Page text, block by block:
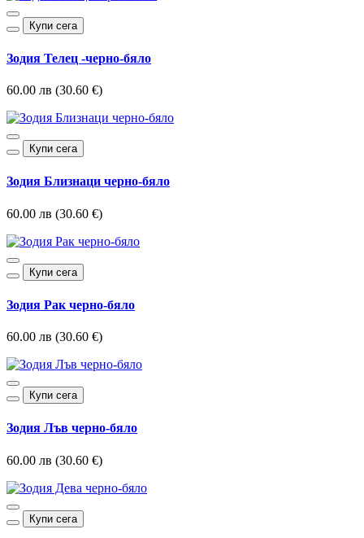
Купи сега
Зодия Телец -черно-бяло
60.00 лв (30.60 €)
Купи сега
Зодия Близнаци черно-бяло
60.00 лв (30.60 €)
Купи сега
Зодия Рак черно-бяло
60.00 лв (30.60 €)
Купи сега
Зодия Лъв черно-бяло
60.00 лв (30.60 €)
Купи сега